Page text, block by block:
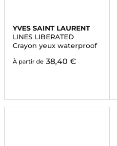
YVES SAINT LAURENT
LINES LIBERATED
Crayon yeux waterproof
À partir de 38,40 €